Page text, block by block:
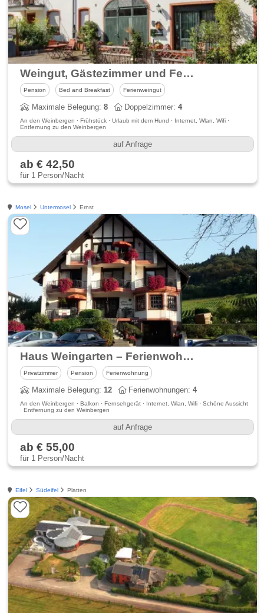
Weingut, Gästezimmer und Ferienwohnung Jörg Thul
Pension Bed and Breakfast Ferienweingut
Maximale Belegung:8 Doppelzimmer:4
An den Weinbergen · Frühstück · Urlaub mit dem Hund · Internet, Wlan, Wifi ·
Entfernung zu den Weinbergen
auf Anfrage
ab € 42,50
für 1 Person/Nacht
Mosel Untermosel Ernst
Haus Weingarten – Ferienwohnungen, Appartements & Gästezimmer
Privatzimmer Pension Ferienwohnung
Maximale Belegung:12 Ferienwohnungen:4
An den Weinbergen · Balkon · Fernsehgerät · Internet, Wlan, Wifi · Schöne Aussicht
· Entfernung zu den Weinbergen
auf Anfrage
ab € 55,00
für 1 Person/Nacht
Eifel Südeifel Platten